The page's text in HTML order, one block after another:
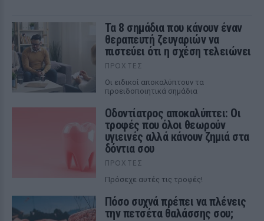
Τα 8 σημάδια που κάνουν έναν
θεραπευτή ζευγαριών να
πιστεύει ότι η σχέση τελειώνει
ΠΡΟΧΤΈΣ
Οι ειδικοί αποκαλύπτουν τα
προειδοποιητικά σημάδια
Οδοντίατρος αποκαλύπτει: Οι
τροφές που όλοι θεωρούν
υγιεινές αλλά κάνουν ζημιά στα
δόντια σου
ΠΡΟΧΤΈΣ
Πρόσεχε αυτές τις τροφές!
Πόσο συχνά πρέπει να πλένεις
την πετσέτα θαλάσσης σου;